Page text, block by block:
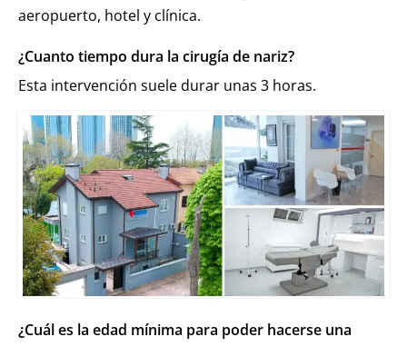
aeropuerto, hotel y clínica.
¿Cuanto tiempo dura la cirugía de nariz?
Esta intervención suele durar unas 3 horas.
¿Cuál es la edad mínima para poder hacerse una